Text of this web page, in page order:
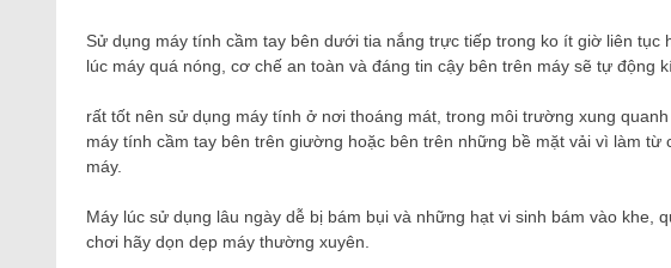
Sử dụng máy tính cầm tay bên dưới tia nắng trực tiếp trong ko ít giờ liên
lúc máy quá nóng, cơ chế an toàn và đáng tin cậy bên trên máy sẽ tự động
rất tốt nên sử dụng máy tính ở nơi thoáng mát, trong môi trường xung
máy tính cầm tay bên trên giường hoặc bên trên những bề mặt vải vì làm từ
máy.
Máy lúc sử dụng lâu ngày dễ bị bám bụi và những hạt vi sinh bám vào khe,
chơi hãy dọn dẹp máy thường xuyên.